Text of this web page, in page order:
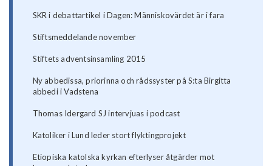
SKR i debattartikel i Dagen: Människovärdet är i fara
Stiftsmeddelande november
Stiftets adventsinsamling 2015
Ny abbedissa, priorinna och rådssyster på S:ta Birgitta
abbedi i Vadstena
Thomas Idergard SJ intervjuas i podcast
Katoliker i Lund leder stort flyktingprojekt
Etiopiska katolska kyrkan efterlyser åtgärder mot